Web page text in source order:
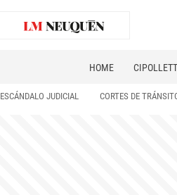
HOME
ESCÁNDALO JUDICIAL CORTES DE